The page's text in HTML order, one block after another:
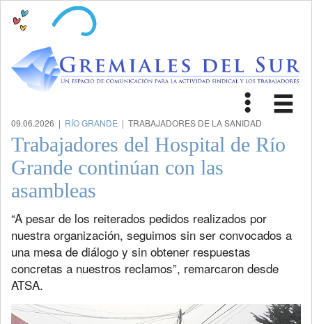
Toggle
09.06.2026 | RÍO GRANDE | TRABAJADORES DE LA SANIDAD
Trabajadores del Hospital de Río
Grande continúan con las
asambleas
“A pesar de los reiterados pedidos realizados por
nuestra organización, seguimos sin ser convocados a
una mesa de diálogo y sin obtener respuestas
concretas a nuestros reclamos”, remarcaron desde
ATSA.
Previous Next